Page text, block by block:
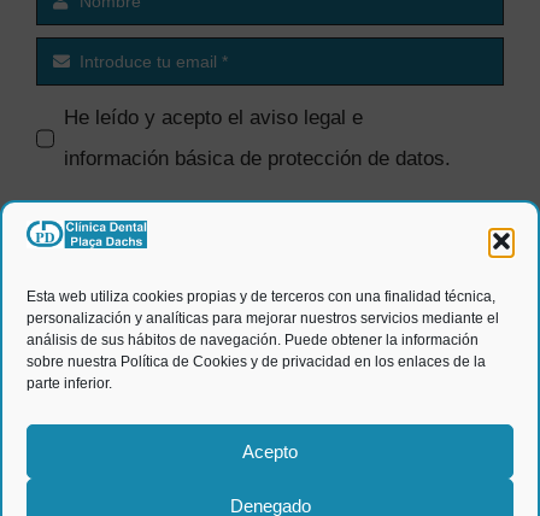
Esta web utiliza cookies propias y de terceros con una finalidad técnica,
personalización y analíticas para mejorar nuestros servicios mediante el
análisis de sus hábitos de navegación. Puede obtener la información
sobre nuestra Política de Cookies y de privacidad en los enlaces de la
parte inferior.
Acepto
Denegado
He leído y acepto el aviso legal e
información básica de protección de datos.
comerciales.
ENVIAR